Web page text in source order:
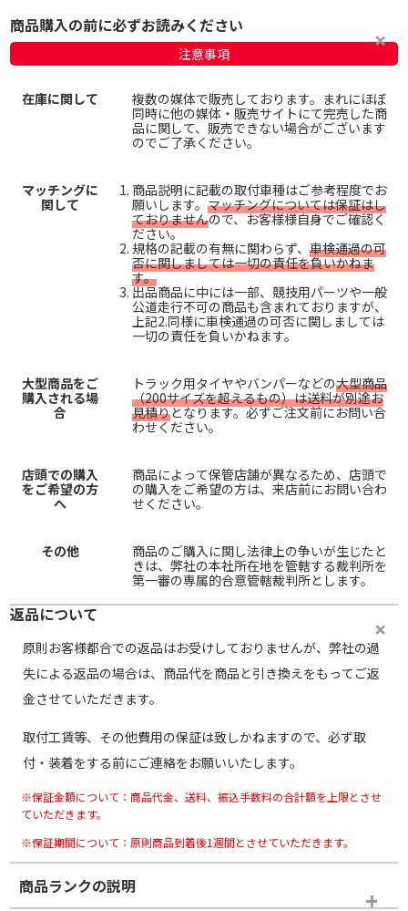
商品購入の前に必ずお読みください
注意事項
在庫に関して
複数の媒体で販売しております。まれにほぼ
同時に他の媒体・販売サイトにて完売した商
品に関して、販売できない場合がございます
のでご了承ください。
マッチングに
関して
商品説明に記載の取付車種はご参考程度でお
願いします。 マッチングについては保証はし
ておりませんので、お客様様自身でご確認く
ださい。
規格の記載の有無に関わらず、 車検通過の可
否に関しましては一切の責任を負いかねま
す。
出品商品に中には一部、競技用パーツや一般
公道走行不可の商品も含まれておりますが、
上記2.同様に車検通過の可否に関しましては
一切の責任を負いかねます。
大型商品をご
購入される場
合
トラック用タイヤやバンパーなどの大型商品
（200サイズを超えるもの）は送料が別途お
見積りとなります。必ずご注文前にお問い合
わせください。
店頭での購入
をご希望の方
へ
商品によって保管店舗が異なるため、店頭で
の購入をご希望の方は、来店前にお問い合わ
せください。
その他
商品のご購入に関し法律上の争いが生じたと
きは、弊社の本社所在地を管轄する裁判所を
第一審の専属的合意管轄裁判所とします。
返品について
原則お客様都合での返品はお受けしておりませんが、弊社の過
失による返品の場合は、商品代を商品と引き換えをもってご返
金させていただきます。
取付工賃等、その他費用の保証は致しかねますので、必ず取
付・装着をする前にご連絡をお願いいたします。
※保証金額について：商品代金、送料、振込手数料の合計額を上限とさせ
ていただきます。
※保証期間について：原則商品到着後1週間とさせていただきます。
商品ランクの説明